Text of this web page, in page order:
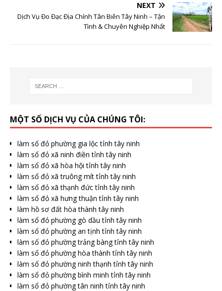
NEXT
Dịch Vụ Đo Đạc Địa Chính Tân Biên Tây Ninh – Tận
Tình & Chuyên Nghiệp Nhất
MỘT SỐ DỊCH VỤ CỦA CHÚNG TÔI:
làm sổ đỏ phường gia lộc tỉnh tây ninh
làm sổ đỏ xã ninh điền tỉnh tây ninh
làm sổ đỏ xã hòa hội tỉnh tây ninh
làm sổ đỏ xã truông mít tỉnh tây ninh
làm sổ đỏ xã thạnh đức tỉnh tây ninh
làm sổ đỏ xã hưng thuận tỉnh tây ninh
làm hồ sơ đất hòa thành tây ninh
làm sổ đỏ phường gò dầu tỉnh tây ninh
làm sổ đỏ phường an tịnh tỉnh tây ninh
làm sổ đỏ phường trảng bàng tỉnh tây ninh
làm sổ đỏ phường hòa thành tỉnh tây ninh
làm sổ đỏ phường ninh thạnh tỉnh tây ninh
làm sổ đỏ phường bình minh tỉnh tây ninh
làm sổ đỏ phường tân ninh tỉnh tây ninh